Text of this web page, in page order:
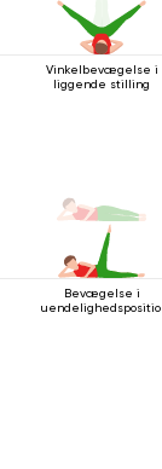
Vinkelbevægelse i
liggende stilling
Bevægelse i
uendelighedsposition